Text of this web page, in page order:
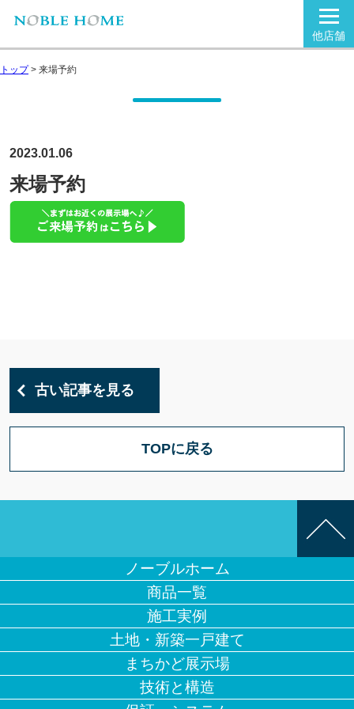
他店舗
トップ> 来場予約
2023.01.06
来場予約
古い記事を見る
TOPに戻る
ノーブルホーム
商品一覧
施工実例
土地・新築一戸建て
まちかど展示場
技術と構造